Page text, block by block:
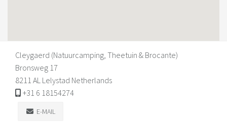
Cleygaerd (Natuurcamping, Theetuin & Brocante)
Bronsweg 17
8211 AL Lelystad Netherlands
+31 6 18154274
E-MAIL